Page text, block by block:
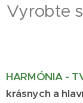
Vyrobte
HARMÓNIA -
krásnych a